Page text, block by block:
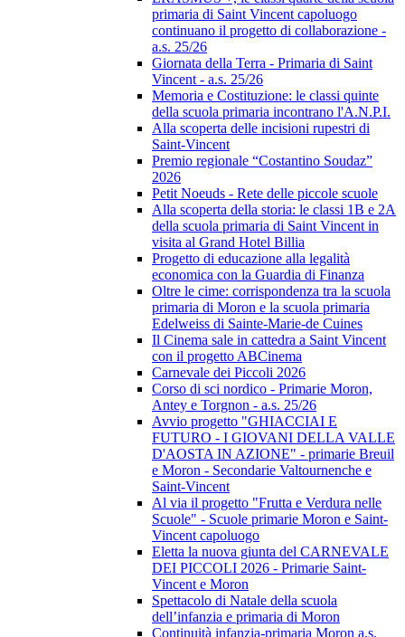
primaria di Saint Vincent capoluogo
continuano il progetto di collaborazione -
a.s. 25/26
Giornata della Terra - Primaria di Saint
Vincent - a.s. 25/26
Memoria e Costituzione: le classi quinte
della scuola primaria incontrano l'A.N.P.I.
Alla scoperta delle incisioni rupestri di
Saint-Vincent
Premio regionale “Costantino Soudaz”
2026
Petit Noeuds - Rete delle piccole scuole
Alla scoperta della storia: le classi 1B e 2A
della scuola primaria di Saint Vincent in
visita al Grand Hotel Billia
Progetto di educazione alla legalità
economica con la Guardia di Finanza
Oltre le cime: corrispondenza tra la scuola
primaria di Moron e la scuola primaria
Edelweiss di Sainte-Marie-de Cuines
Il Cinema sale in cattedra a Saint Vincent
con il progetto ABCinema
Carnevale dei Piccoli 2026
Corso di sci nordico - Primarie Moron,
Antey e Torgnon - a.s. 25/26
Avvio progetto "GHIACCIAI E
FUTURO - I GIOVANI DELLA VALLE
D'AOSTA IN AZIONE" - primarie Breuil
e Moron - Secondarie Valtournenche e
Saint-Vincent
Al via il progetto "Frutta e Verdura nelle
Scuole" - Scuole primarie Moron e Saint-
Vincent capoluogo
Eletta la nuova giunta del CARNEVALE
DEI PICCOLI 2026 - Primarie Saint-
Vincent e Moron
Spettacolo di Natale della scuola
dell’infanzia e primaria di Moron
Continuità infanzia-primaria Moron a.s.